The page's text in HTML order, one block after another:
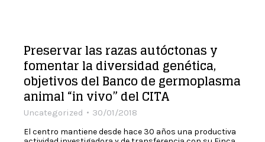
Preservar las razas autóctonas y
fomentar la diversidad genética,
objetivos del Banco de germoplasma
animal “in vivo” del CITA
Uncategorized 30/01/2018
El centro mantiene desde hace 30 años una productiva